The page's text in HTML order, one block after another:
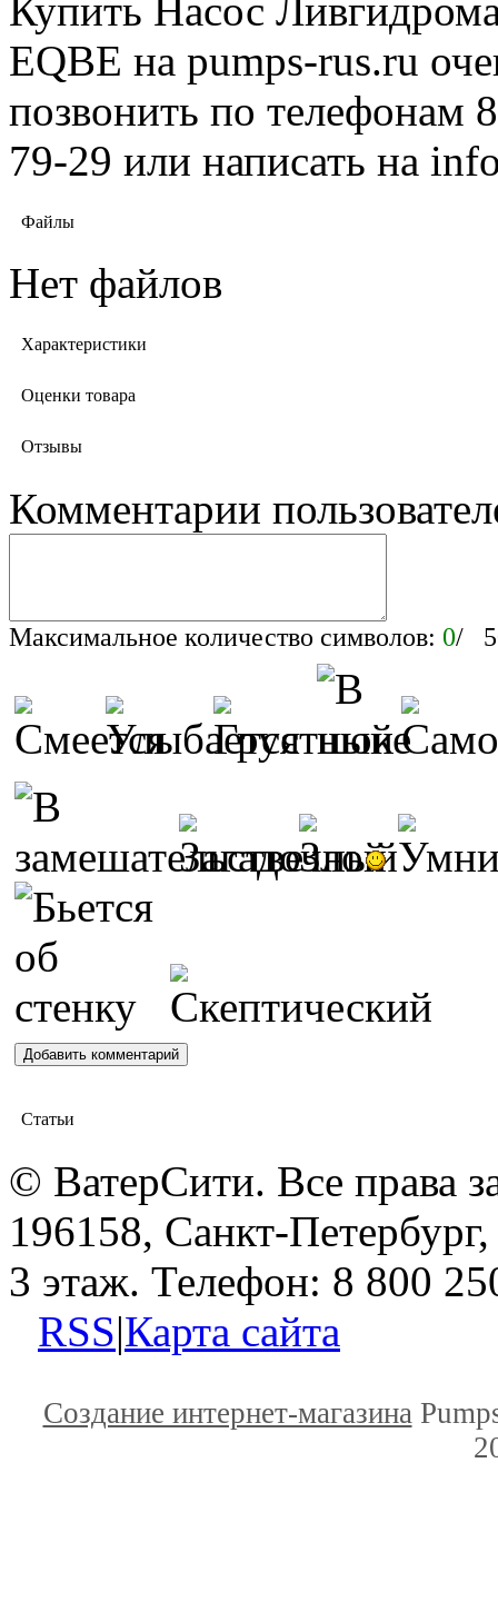
Купить Насос
EQBE на pumps-rus.ru
позвонить по телефонам
79-29 или написать на
Файлы
Нет файлов
Характеристики
Оценки товара
Отзывы
Комментарии
Максимальное количество символов: 0/
Статьи
© ВатерСити. Все права
196158, Санкт-
3 этаж. Телефон: 8 800
RSS|Карта сайта
Создание интернет-магазина